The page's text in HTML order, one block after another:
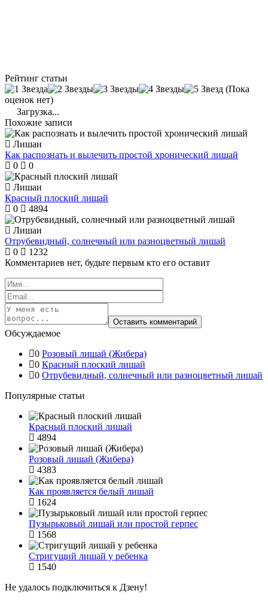
Рейтинг статьи
(Пока
оценок нет)
Загрузка...
Похожие записи
Лишаи
Как распознать и вылечить простой хронический лишай
0
0
Лишаи
Красный плоский лишай
0
4894
Лишаи
Отрубевидный, солнечный или разноцветный лишай
0
1232
Комментариев нет, будьте первым кто его оставит
Обсуждаемое
0 Розовый лишай (Жибера)
0 Красный плоский лишай
0 Отрубевидный, солнечный или разноцветный лишай
Популярные статьи
Красный плоский лишай
4894
Розовый лишай (Жибера)
4383
Как проявляется белый лишай
1624
Пузырьковый лишай или простой герпес
1568
Стригущий лишай у ребенка
1540
Не удалось подключиться к Дзену!